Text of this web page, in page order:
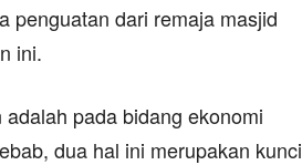
penguatan dari remaja masjid
ini.
pada bidang ekonomi
dua hal ini merupakan kunci